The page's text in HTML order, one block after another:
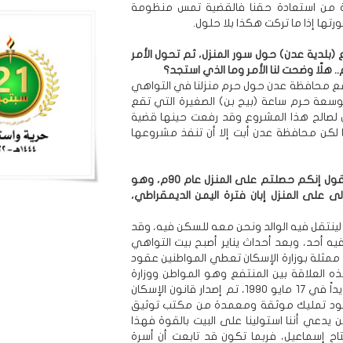
من استعادة حقنا فالقضية تمس منظومة
إذا ما تركت هكذا بلا حلول.
عدن) حول سور المنزل، ثم تحول الأمر
محافظة عدن حول حرم منزلنا في التواهي
دمر في أحداث 86م، حيث أرادت في 2007 توسعة حرم ساعة (بيج بن) الصغيرة التي تقع
هذا المشروع وقد رفعت حينها قضية
لكن محافظة عدن أبت إلا أن تنفذ مشروعها
•تابعنا التعليقات على كتاباتك، وكانت هناك ردود تقول إنكم حصلتم على المنزل عام 90م، وهو
المنزل إبان فترة اليمن الديمقراطي،
منذ عام 1985 يتم تجهيزه لينتقل فيه الوالد ونحن معه للسكن فيه، وقد
أحد، وبعد أحداث يناير أصبح بيت التواهي
ممثلة بوزارة الإسكان تعطي المواطنين عقود
العلاقة بين المنتفع وهو المواطن ووزارة
الإسكان التي هي صاحبة الحق، وقبل الوحدة وتحديداً في 17 مايو 1990، تم إصدار قانون الإسكان
تمليك موثقة ومعمدة من مكتب توثيق
أننا استولينا على البيت بالقوة فهذا
إسماعيل، فربما تكون قد تابعت أن أسرة